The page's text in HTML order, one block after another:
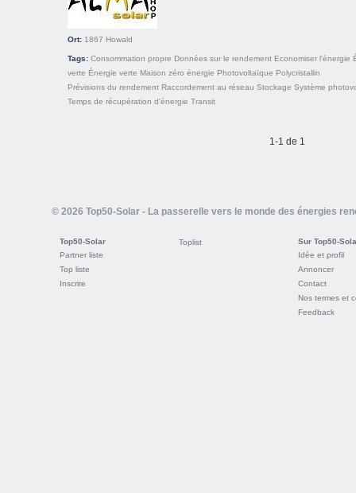
Ort: 1867 Howald
Tags: Consommation propre Données sur le rendement Economiser l'énergie
verte Énergie verte Maison zéro énergie Photovoltaïque Polycristallin
Prévisions du rendement Raccordement au réseau Stockage Système
Temps de récupération d'énergie Transit
1-1 de 1
© 2026 Top50-Solar - La passerelle vers le monde des énergies
Top50-Solar
Partner liste
Top liste
Inscrire
Toplist
Sur Top50-
Idée et profil
Annoncer
Contact
Nos termes et
Feedback